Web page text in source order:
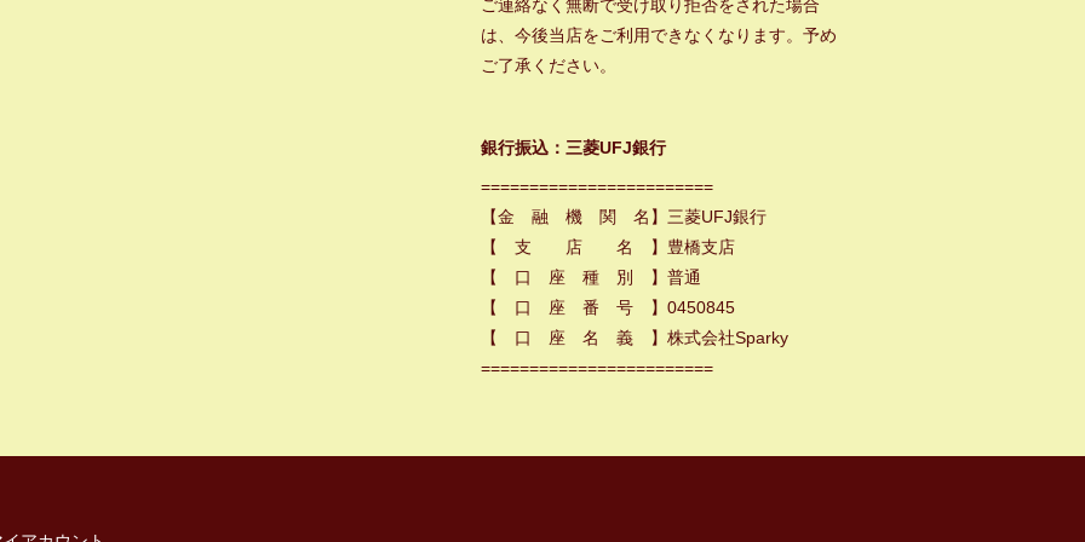
ご連絡なく無断で受け取り拒否をされた場合
は、今後当店をご利用できなくなります。予め
ご了承ください。
銀行振込：三菱UFJ銀行
========================
【金 融 機 関 名】三菱UFJ銀行
【 支 店 名 】豊橋支店
【 口 座 種 別 】普通
【 口 座 番 号 】0450845
【 口 座 名 義 】株式会社Sparky
========================